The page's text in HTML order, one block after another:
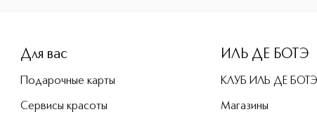
Для вас
Подарочные карты
Сервисы красоты
ИЛЬ ДЕ БОТЭ
КЛУБ ИЛЬ ДЕ БОТЭ
Магазины